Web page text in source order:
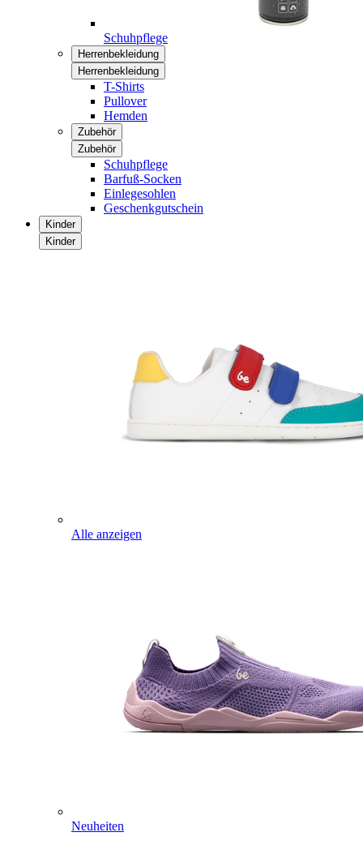
Schuhpflege
Herrenbekleidung
Herrenbekleidung
T-Shirts
Pullover
Hemden
Zubehör
Zubehör
Schuhpflege
Barfuß-Socken
Einlegesohlen
Geschenkgutschein
Kinder
Kinder
Alle anzeigen
Neuheiten